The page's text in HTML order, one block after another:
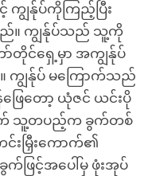
ကျွန်ုပ်ကိုကြည့်ပြီး
သည်။ ကျွန်ုပ်သည် သူ့ကို
ာ်တိုင်ရှေ့မှာ အကျွန်ုပ်
ကျွန်ုပ် မကြောက်သည်
ြေတော့ ယုံဇင် ယင်းပို
က် သူ့တပည့်က ခွက်တစ်
းမြှီးကောက်၏
ြင့်အပေါ်မှ ဖုံးအုပ်